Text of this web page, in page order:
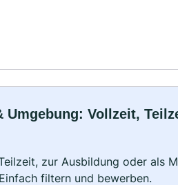
Umgebung: Vollzeit,
zur Ausbildung oder als
filtern und bewerben.